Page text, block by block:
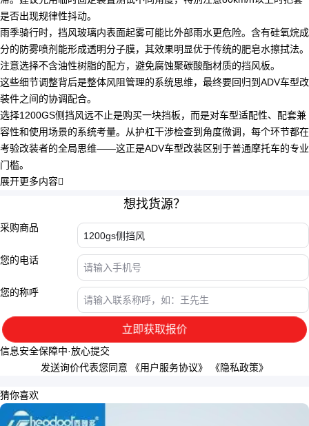
是否出现规律性抖动。
雨季骑行时，挡风玻璃内表面起雾可能比外部雨水更危险。含有硅氧烷成
分的防雾喷剂 能形成透明分子膜，其效果明显优于传统的肥皂水擦拭法。
注意选择不含油性树脂的配方，避免腐蚀聚碳酸酯材质的挡风板。
这些细节调整背后是整体风阻管理的系统思维，最终要回归到ADV车型改
装件之间的协调配合。
选择1200GS侧挡风远不止是购买一块挡板，而是对车型适配性、配套兼
容性和使用场景的系统考量。从护杠干涉检查到角度微调，每个环节都在
考验改装者的全局思维——这正是ADV车型改装区别于普通摩托车的专业
门槛。
展开更多内容
想找货源？
采购商品
您的电话
您的称呼
立即获取报价
信息安全保障中·放心提交
发送询价代表您同意 《用户服务协议》 《隐私政策》
猜你喜欢